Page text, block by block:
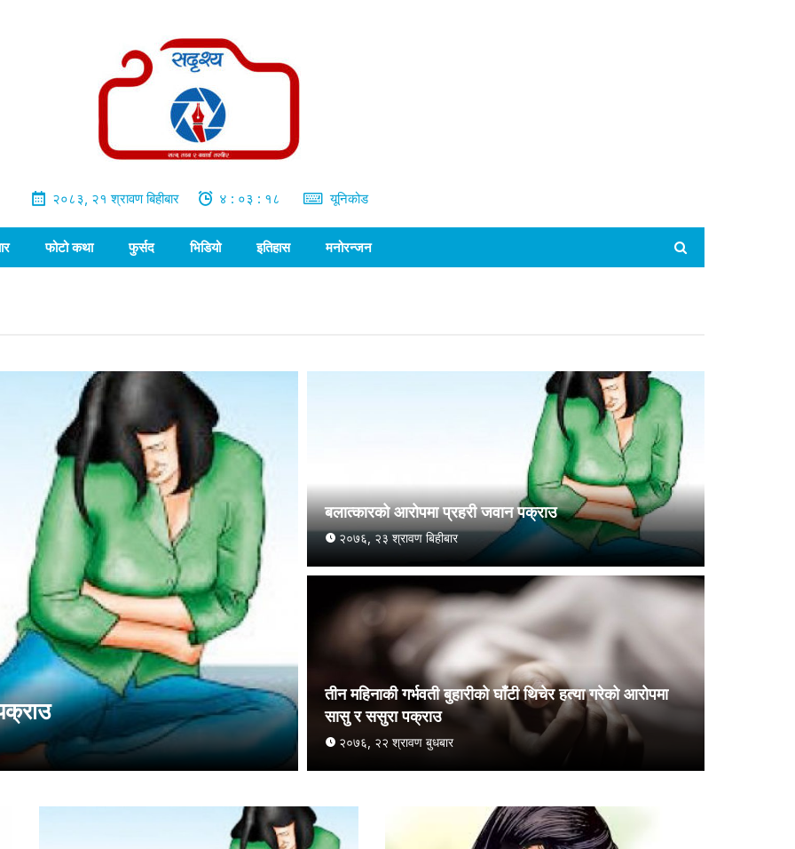
२०८३, २१ श्रावण बिहीबार ४ : ०३ : १९ यूनिकोड
फोटो कथा फुर्सद भिडियो इतिहास मनोरन्जन
बलात्कारको आरोपमा प्रहरी जवान पक्राउ
२०७६, २३ श्रावण बिहीबार
तीन महिनाकी गर्भवती बुहारीको घाँटी थिचेर हत्या गरेको आरोपमा
सासु र ससुरा पक्राउ
२०७६, २२ श्रावण बुधबार